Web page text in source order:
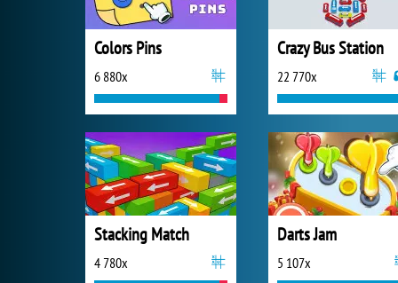
Colors Pins
6 880x
Crazy Bus Station
22 770x
Stacking Match
4 780x
Darts Jam
5 107x